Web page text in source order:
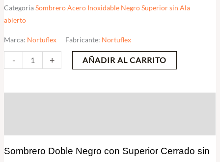
CategoriaSombrero Acero Inoxidable Negro Superior sin Ala
abierto
Marca: Nortuflex Fabricante: Nortuflex
- + AÑADIR AL CARRITO
Sombrero Doble Negro con Superior Cerrado sin